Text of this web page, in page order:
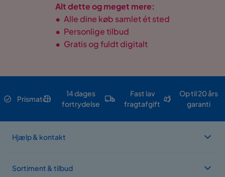
Alt dette og meget mere:
• Alle dine køb samlet ét sted
• Personlige tilbud
• Gratis og fuldt digitalt
Prismatch
14 dages
fortrydelse
Fast lav
fragtafgift
Op til 20 års
garanti
Hjælp & kontakt
Sortiment & tilbud